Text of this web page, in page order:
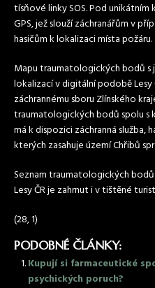
tísňové linky SOS. Pod
GPS, jež slouží záchranářům v
hasičům k lokalizaci místa požáru.
Mapu traumatologických bodů s
lokalizací v digitální podobě Lesy
záchrannému sboru Zlínského
traumatologických bodů spolu s
má k dispozici záchranná služba,
kterých zasahuje území Chřibů
Seznam traumatologických
Lesy ČR je zahrnut i v tištěné
(28, 1)
PODOBNÉ ČLÁNKY:
Kupují si farmaceutické
psychických poruch?